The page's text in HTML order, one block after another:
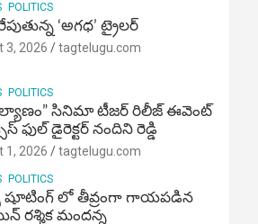
POLITICS
‘అగధ’ ట్రైలర్
3, 2026 tagtelugu.com
POLITICS
కల్యాణం” సినిమా టీజర్ రిలీజ్ ఈవెంట్
ఫుల్ డైరెక్టర్ నందిని రెడ్డి
1, 2026 tagtelugu.com
POLITICS
షూటింగ్ లో తీవ్రంగా గాయపడిన
రశ్మిక మందన్న